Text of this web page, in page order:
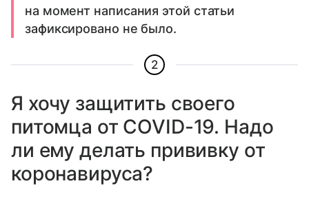
на момент написания этой статьи
зафиксировано не было.
2
Я хочу защитить своего
питомца от COVID-19. Надо
ли ему делать прививку от
коронавируса?